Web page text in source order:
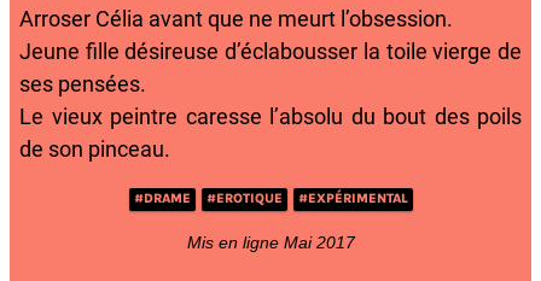
Arroser Célia avant que ne meurt l’obsession.
Jeune fille désireuse d’éclabousser la toile vierge de
ses pensées.
Le vieux peintre caresse l’absolu du bout des poils
de son pinceau.
#DRAME #EROTIQUE #EXPÉRIMENTAL
Mis en ligne Mai 2017